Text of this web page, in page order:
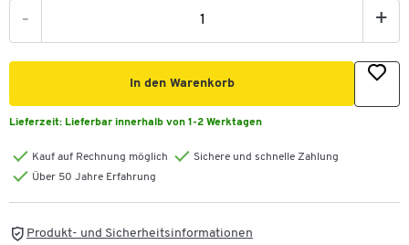
- +
In den Warenkorb
Lieferzeit: Lieferbar innerhalb von 1-2 Werktagen
Kauf auf Rechnung möglich
Sichere und schnelle Zahlung
Über 50 Jahre Erfahrung
Produkt- und Sicherheitsinformationen